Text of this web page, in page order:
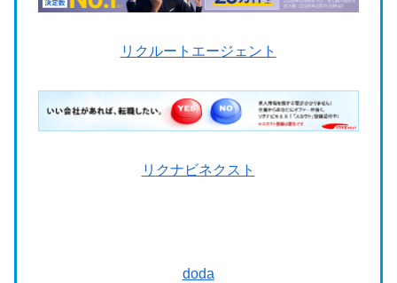
リクルートエージェント
リ クナビネクスト
doda